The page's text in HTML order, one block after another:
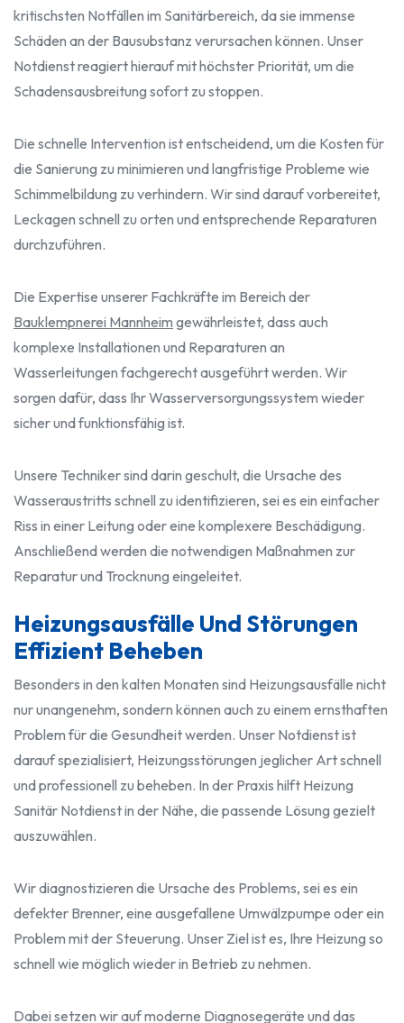
kritischsten Notfällen im Sanitärbereich, da sie immense
Schäden an der Bausubstanz verursachen können. Unser
Notdienst reagiert hierauf mit höchster Priorität, um die
Schadensausbreitung sofort zu stoppen.
Die schnelle Intervention ist entscheidend, um die Kosten für
die Sanierung zu minimieren und langfristige Probleme wie
Schimmelbildung zu verhindern. Wir sind darauf vorbereitet,
Leckagen schnell zu orten und entsprechende Reparaturen
durchzuführen.
Die Expertise unserer Fachkräfte im Bereich der
Bauklempnerei Mannheim gewährleistet, dass auch
komplexe Installationen und Reparaturen an
Wasserleitungen fachgerecht ausgeführt werden. Wir
sorgen dafür, dass Ihr Wasserversorgungssystem wieder
sicher und funktionsfähig ist.
Unsere Techniker sind darin geschult, die Ursache des
Wasseraustritts schnell zu identifizieren, sei es ein einfacher
Riss in einer Leitung oder eine komplexere Beschädigung.
Anschließend werden die notwendigen Maßnahmen zur
Reparatur und Trocknung eingeleitet.
Heizungsausfälle Und Störungen
Effizient Beheben
Besonders in den kalten Monaten sind Heizungsausfälle nicht
nur unangenehm, sondern können auch zu einem ernsthaften
Problem für die Gesundheit werden. Unser Notdienst ist
darauf spezialisiert, Heizungsstörungen jeglicher Art schnell
und professionell zu beheben. In der Praxis hilft Heizung
Sanitär Notdienst in der Nähe, die passende Lösung gezielt
auszuwählen.
Wir diagnostizieren die Ursache des Problems, sei es ein
defekter Brenner, eine ausgefallene Umwälzpumpe oder ein
Problem mit der Steuerung. Unser Ziel ist es, Ihre Heizung so
schnell wie möglich wieder in Betrieb zu nehmen.
Dabei setzen wir auf moderne Diagnosegeräte und das